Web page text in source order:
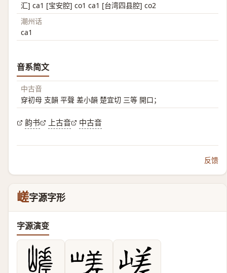
汇] ca1 [宝安腔] co1 ca1 [台湾四县腔] co2
潮州话
ca1
音系简文
中古音
穿初母 支韻 平聲 差小韻 楚宜切 三等 開口；
韵书 上古音 中古音
反馈
嵯字源字形
字源演变